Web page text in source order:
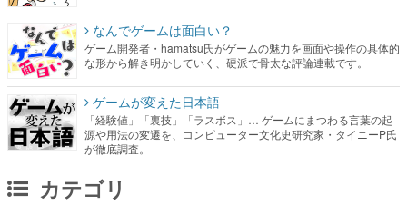
なんでゲームは面白い？
ゲーム開発者・hamatsu氏がゲームの魅力を画面や操作の具体的
な形から解き明かしていく、硬派で骨太な評論連載です。
ゲームが変えた日本語
「経験値」「裏技」「ラスボス」… ゲームにまつわる言葉の起
源や用法の変遷を、コンピューター文化史研究家・タイニーP氏
が徹底調査。
カテゴリ